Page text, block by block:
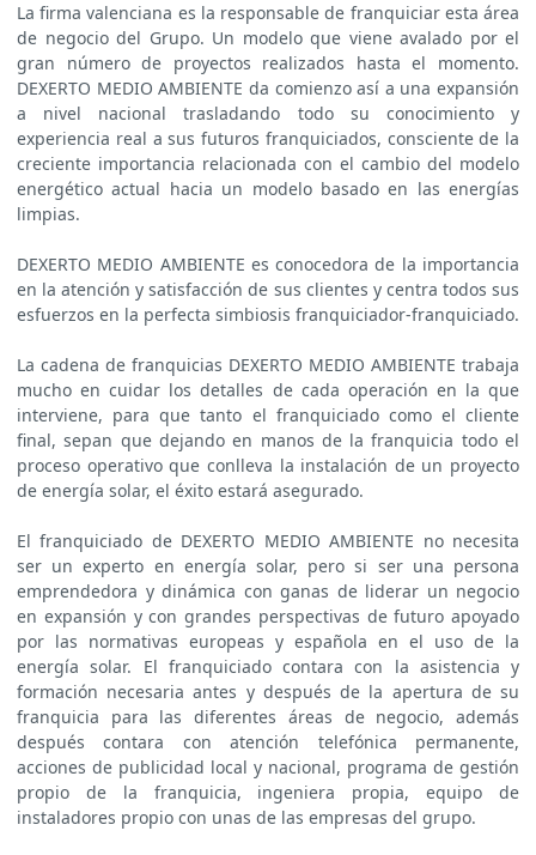
La firma valenciana es la responsable de franquiciar esta área
de negocio del Grupo. Un modelo que viene avalado por el
gran número de proyectos realizados hasta el momento.
DEXERTO MEDIO AMBIENTE da comienzo así a una expansión
a nivel nacional trasladando todo su conocimiento y
experiencia real a sus futuros franquiciados, consciente de la
creciente importancia relacionada con el cambio del modelo
energético actual hacia un modelo basado en las energías
limpias.
DEXERTO MEDIO AMBIENTE es conocedora de la importancia
en la atención y satisfacción de sus clientes y centra todos sus
esfuerzos en la perfecta simbiosis franquiciador-franquiciado.
La cadena de franquicias DEXERTO MEDIO AMBIENTE trabaja
mucho en cuidar los detalles de cada operación en la que
interviene, para que tanto el franquiciado como el cliente
final, sepan que dejando en manos de la franquicia todo el
proceso operativo que conlleva la instalación de un proyecto
de energía solar, el éxito estará asegurado.
El franquiciado de DEXERTO MEDIO AMBIENTE no necesita
ser un experto en energía solar, pero si ser una persona
emprendedora y dinámica con ganas de liderar un negocio
en expansión y con grandes perspectivas de futuro apoyado
por las normativas europeas y española en el uso de la
energía solar. El franquiciado contara con la asistencia y
formación necesaria antes y después de la apertura de su
franquicia para las diferentes áreas de negocio, además
después contara con atención telefónica permanente,
acciones de publicidad local y nacional, programa de gestión
propio de la franquicia, ingeniera propia, equipo de
instaladores propio con unas de las empresas del grupo.